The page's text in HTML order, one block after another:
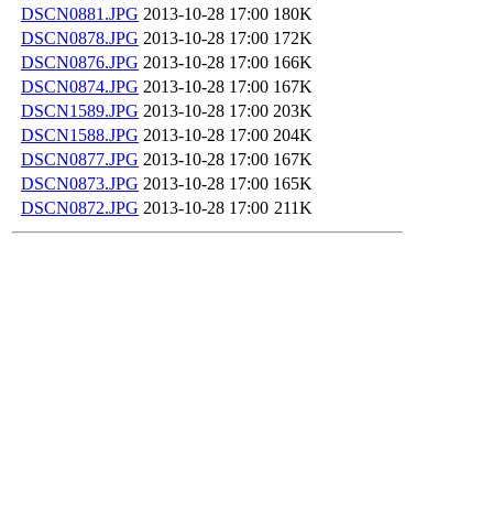
DSCN0881.JPG 2013-10-28 17:00 180K
DSCN0878.JPG 2013-10-28 17:00 172K
DSCN0876.JPG 2013-10-28 17:00 166K
DSCN0874.JPG 2013-10-28 17:00 167K
DSCN1589.JPG 2013-10-28 17:00 203K
DSCN1588.JPG 2013-10-28 17:00 204K
DSCN0877.JPG 2013-10-28 17:00 167K
DSCN0873.JPG 2013-10-28 17:00 165K
DSCN0872.JPG 2013-10-28 17:00 211K